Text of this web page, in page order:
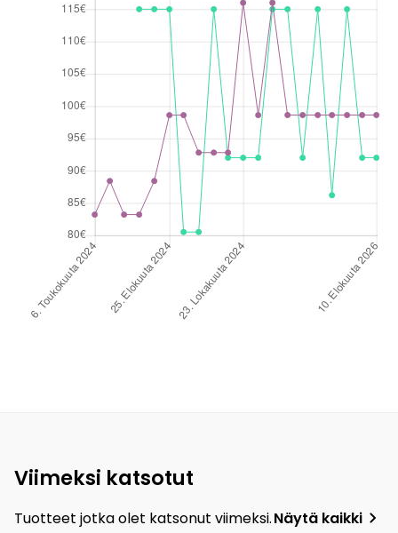
Viimeksi katsotut
Tuotteet jotka olet katsonut viimeksi.Näytä kaikki